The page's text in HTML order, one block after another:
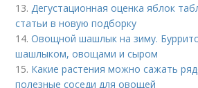
13.Дегустационная оценка яблок
статьи в новую подборку
14.Овощной шашлык на зиму.
шашлыком, овощами и сыром
15. Какие растения можно сажать
полезные соседи для овощей